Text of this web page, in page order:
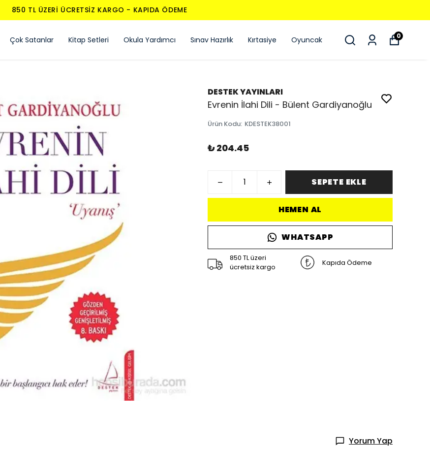
850 TL ÜZERI ÜCRETSIZ KARGO - KAPIDA ÖDEME
Çok Satanlar Kitap Setleri Okula Yardımcı Sınav Hazırlık Kırtasiye Oyuncak 0
DESTEK YAYINLARI
Evrenin İlahi Dili - Bülent Gardiyanoğlu
Ürün Kodu: KDESTEK38001
₺ 204.45
SEPETE EKLE
HEMEN AL
WHATSAPP
850 TL üzeri
ücretsiz kargo
Kapıda Ödeme
Yorum Yap